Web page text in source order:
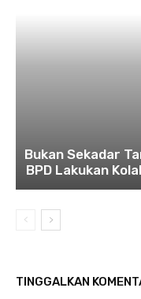
Bukan Sekadar
BPD Lakukan
TINGGALKAN